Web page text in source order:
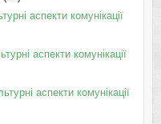
аспекти комунікації
аспекти комунікації
аспекти комунікації